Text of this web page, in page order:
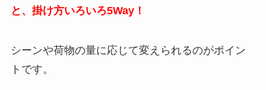
と、掛け方いろいろ5Way！
シーンや荷物の量に応じて変えられるのがポイン
トです。